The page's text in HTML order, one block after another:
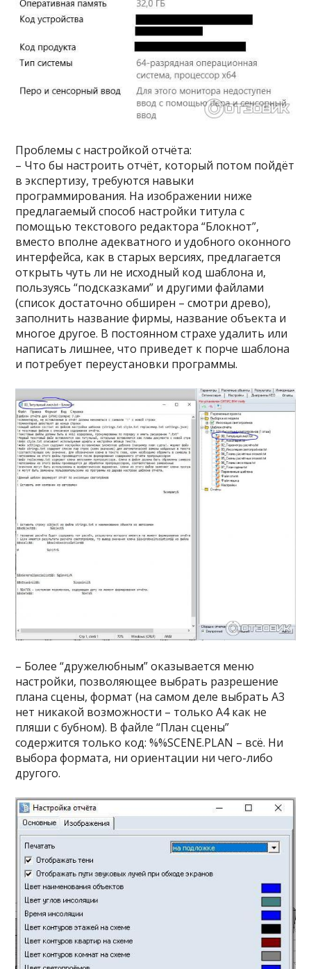
Проблемы с настройкой отчёта:
– Что бы настроить отчёт, который потом пойдёт
в экспертизу, требуются навыки
программирования. На изображении ниже
предлагаемый способ настройки титула с
помощью текстового редактора “Блокнот”,
вместо вполне адекватного и удобного оконного
интерфейса, как в старых версиях, предлагается
открыть чуть ли не исходный код шаблона и,
пользуясь “подсказками” и другими файлами
(список достаточно обширен – смотри древо),
заполнить название фирмы, название объекта и
многое другое. В постоянном страхе удалить или
написать лишнее, что приведет к порче шаблона
и потребует переустановки программы.
– Более “дружелюбным” оказывается меню
настройки, позволяющее выбрать разрешение
плана сцены, формат (на самом деле выбрать А3
нет никакой возможности – только А4 как не
пляши с бубном). В файле “План сцены”
содержится только код: %%SCENE.PLAN – всё. Ни
выбора формата, ни ориентации ни чего-либо
другого.